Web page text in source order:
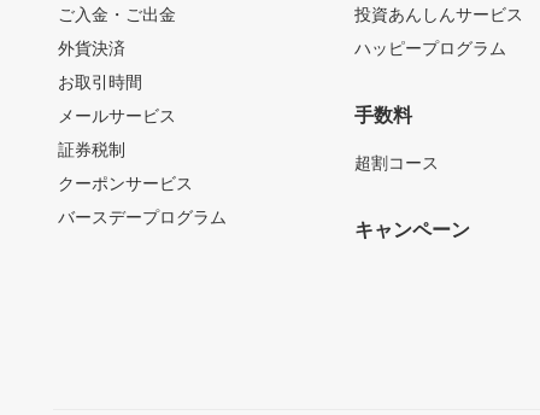
ご入金・ご出金
外貨決済
お取引時間
メールサービス
証券税制
クーポンサービス
バースデープログラム
投資あんしんサービス
ハッピープログラム
手数料
超割コース
キャンペーン